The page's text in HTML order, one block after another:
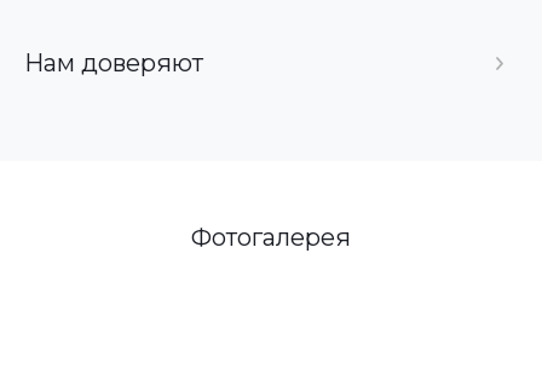
Нам доверяют
Фотогалерея